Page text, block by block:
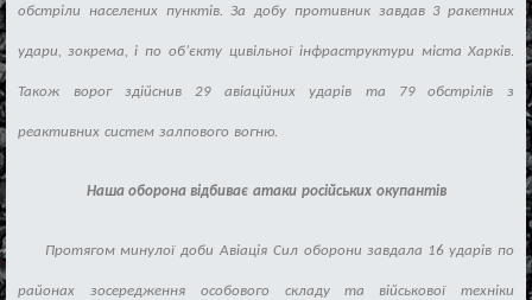
обстріли населених пунктів. За добу противник завдав 3 ракетних
удари, зокрема, і по об’єкту цивільної інфраструктури міста Харків.
Також ворог здійснив 29 авіаційних ударів та 79обстрілів з
реактивних систем залпового вогню.
Наша оборона відбиває атаки російських окупантів
Протягом минулої доби Авіація Сил оборони завдала 16ударів по
районах зосередження особового складу та військової техніки